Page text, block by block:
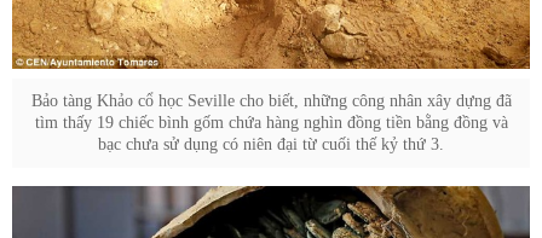
Bảo tàng Khảo cổ học Seville cho biết, những công nhân xây dựng đã
tìm thấy 19 chiếc bình gốm chứa hàng nghìn đồng tiền bằng đồng và
bạc chưa sử dụng có niên đại từ cuối thế kỷ thứ 3.